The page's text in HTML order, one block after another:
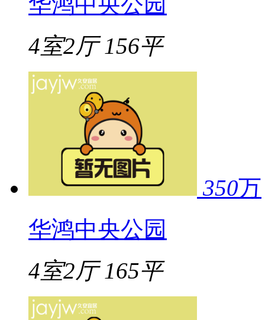
4室2厅 156平
350万
华鸿中央公园
4室2厅 165平